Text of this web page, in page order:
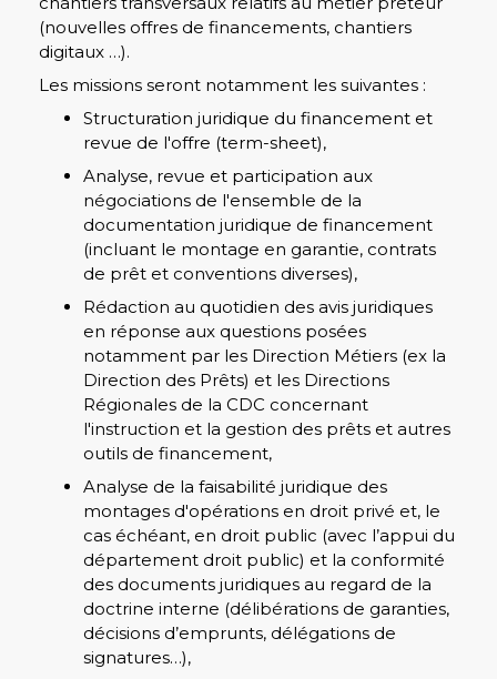
(nouvelles offres de financements, chantiers
digitaux …).
Les missions seront notamment les suivantes :
Structuration juridique du financement et
revue de l'offre (term-sheet),
Analyse, revue et participation aux
négociations de l'ensemble de la
documentation juridique de financement
(incluant le montage en garantie, contrats
de prêt et conventions diverses),
Rédaction au quotidien des avis juridiques
en réponse aux questions posées
notamment par les Direction Métiers (ex la
Direction des Prêts) et les Directions
Régionales de la CDC concernant
l'instruction et la gestion des prêts et autres
outils de financement,
Analyse de la faisabilité juridique des
montages d'opérations en droit privé et, le
cas échéant, en droit public (avec l’appui du
département droit public) et la conformité
des documents juridiques au regard de la
doctrine interne (délibérations de garanties,
décisions d’emprunts, délégations de
signatures…),